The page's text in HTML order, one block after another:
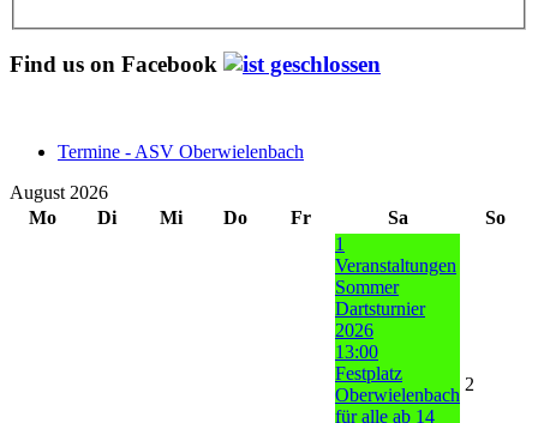
Find us on Facebook
Termine - ASV Oberwielenbach
August 2026
Mo
Di Mi Do Fr Sa
So
1
Veranstaltungen
Sommer
Dartsturnier
2026
13:00
Festplatz
Oberwielenbach
für alle ab 14
2